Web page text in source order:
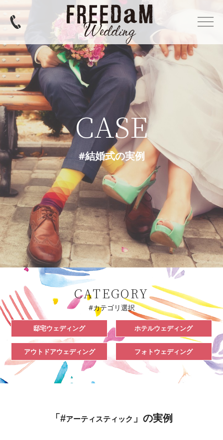
CASE
#結婚式の実例
CATEGORY
#カテゴリ選択
邸宅ウェディング ホテルウェディング
アウトドアウェディング フォトウェディング
「#アーティスティック 」の実例